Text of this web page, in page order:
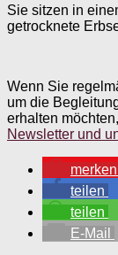
Sie sitzen in
getrocknete
Wenn Sie
um die
erhalten
Newsletter und
merken
teilen
teilen
E-Mail